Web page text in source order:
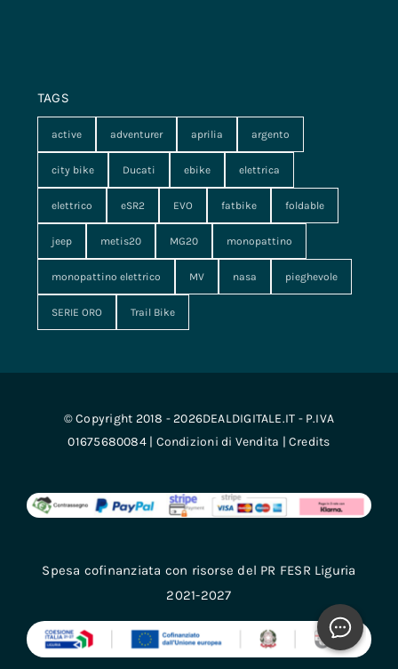
TAGS
active adventurer aprilia argento
city bike Ducati ebike elettrica
elettrico eSR2 EVO fatbike foldable
jeep metis20 MG20 monopattino
monopattino elettrico MV nasa pieghevole
SERIE ORO Trail Bike
© Copyright 2018 - 2026DEALDIGITALE.IT - P.IVA
01675680084 | Condizioni di Vendita | Credits
Spesa cofinanziata con risorse del PR FESR Liguria
2021-2027